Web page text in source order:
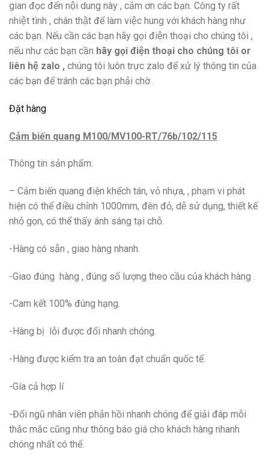
gian đọc đến nội dung này , cảm ơn các bạn. Công ty rất
nhiệt tình , chân thật để làm việc hung với khách hàng như
các bạn. Nếu cần các bạn hãy gọi điện thoại cho chúng tôi ,
nếu như các bạn cần hãy gọi điện thoại cho chúng tôi or
liên hệ zalo , chúng tôi luôn trực zalo để xử lý thông tin của
các bạn để tránh các bạn phải chờ .
Đặt hàng
Cảm biến quang M100/MV100-RT/76b/102/115
Thông tin sản phẩm:
– Cảm biến quang điện khếch tán, vỏ nhựa, , phạm vi phát
hiện có thể điều chỉnh 1000mm, đèn đỏ, dễ sử dụng, thiết kế
nhỏ gọn, có thể thấy ánh sáng tại chỗ.
-Hàng có sẵn , giao hàng nhanh.
-Giao đúng hàng , đúng số lượng theo cầu của khách hàng .
-Cam kết 100% đúng hạng.
-Hàng bị lỗi được đổi nhanh chóng.
-Hàng được kiểm tra an toàn đạt chuẩn quốc tế.
-Gía cả hợp lí
-Đổi ngũ nhân viên phản hồi nhanh chóng để giải đáp mỗi
thắc mắc cũng như thông báo giá cho khách hàng nhanh
chóng nhất có thể.